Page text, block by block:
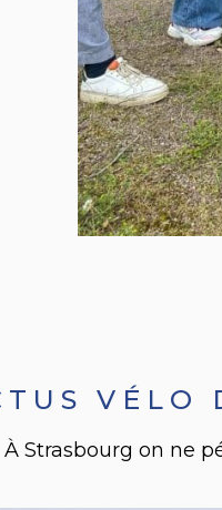
VÉLO
À Strasbourg on ne